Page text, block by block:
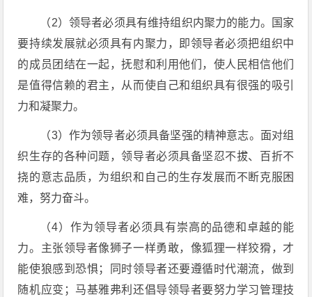
（2）领导者必须具有维持组织内聚力的能力。国家
要持续发展就必须具有内聚力，即领导者必须把组织中
的成员团结在一起，抚慰和利用他们，使人民相信他们
是值得信赖的君主，从而使自己和组织具有很强的吸引
力和凝聚力。
（3）作为领导者必须具备坚强的精神意志。面对组
织生存的各种问题，领导者必须具备坚忍不拔、百折不
挠的意志品质，为组织和自己的生存发展而不断克服困
难，努力奋斗。
（4）作为领导者必须具有崇高的品德和卓越的能
力。主张领导者像狮子一样勇敢，像狐狸一样狡猾，才
能使狼感到恐惧；同时领导者还要遵循时代潮流，做到
随机应变；马基雅弗利还倡导领导者要努力学习管理技